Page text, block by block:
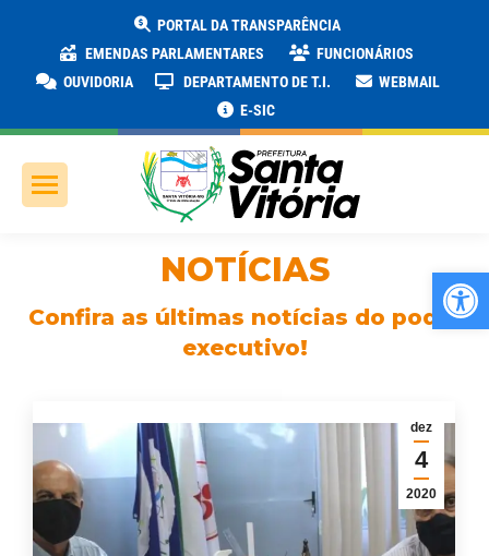
PORTAL DA TRANSPARÊNCIA
EMENDAS PARLAMENTARES
FUNCIONÁRIOS
OUVIDORIA
DEPARTAMENTO DE T.I.
WEBMAIL
E-SIC
NOTÍCIAS
Confira as últimas notícias do poder
executivo!
dez
4
2020